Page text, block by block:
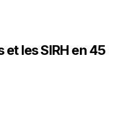
les SIRH en 45